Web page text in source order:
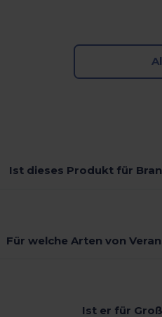
Ist dieses Produkt für
Für welche Arten von
Ist er für